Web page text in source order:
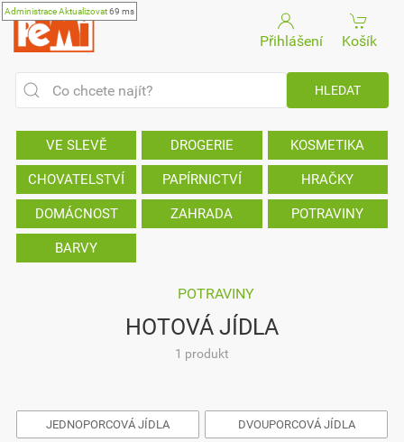
AdministraceAktualizovat69 ms
Přihlášení Košík
VE SLEVĚ DROGERIE KOSMETIKA
CHOVATELSTVÍ PAPÍRNICTVÍ HRAČKY
DOMÁCNOST ZAHRADA POTRAVINY
BARVY
POTRAVINY
HOTOVÁ JÍDLA
1 produkt
JEDNOPORCOVÁ JÍDLA DVOUPORCOVÁ JÍDLA